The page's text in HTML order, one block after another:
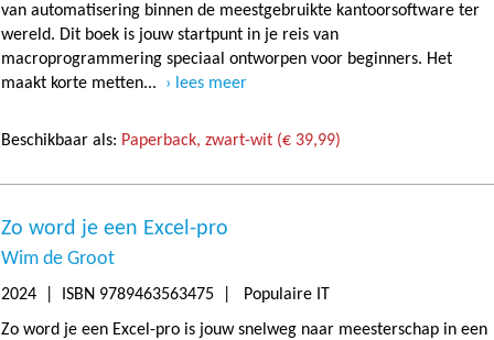
van automatisering binnen de meestgebruikte kantoorsoftware ter
wereld. Dit boek is jouw startpunt in je reis van
macroprogrammering speciaal ontworpen voor beginners. Het
maakt korte metten...
lees meer
Beschikbaar als: Paperback, zwart-wit (€ 39,99)
Zo word je een Excel-pro
Wim de Groot
2024 | ISBN 9789463563475 | Populaire IT
Zo word je een Excel-pro is jouw snelweg naar meesterschap in een